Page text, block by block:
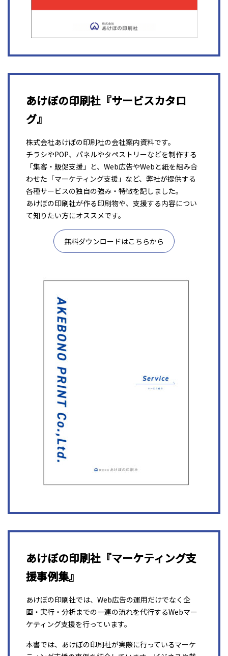
あけぼの印刷社『サービスカタロ
グ』
株式会社あけぼの印刷社の会社案内資料です。
チラシやPOP、パネルやタペストリーなどを制作する
「集客・販促支援」と、Web広告やWebと紙を組み合
わせた「マーケティング支援」など、弊社が提供する
各種サービスの独自の強み・特徴を記しました。
あけぼの印刷社が作る印刷物や、支援する内容につい
て知りたい方にオススメです。
無料ダウンロードはこちらから
あけぼの印刷社『マーケティング支
援事例集』
あけぼの印刷社では、Web広告の運用だけでなく企
画・実行・分析までの一連の流れを代行するWebマー
ケティング支援を行っています。
本書では、あけぼの印刷社が実際に行っているマーケ